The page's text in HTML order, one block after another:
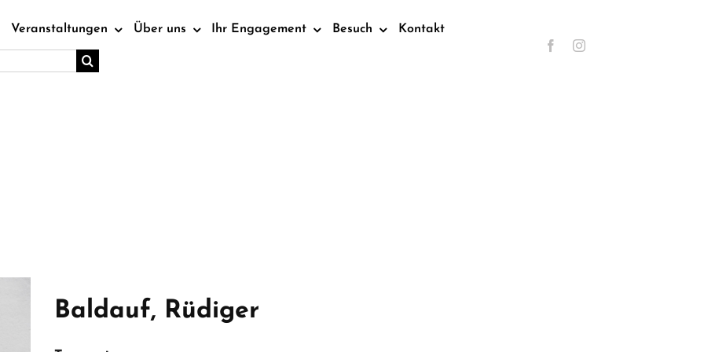
Veranstaltungen Über uns Ihr Engagement Besuch Kontakt
Baldauf, Rüdiger